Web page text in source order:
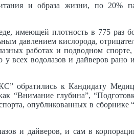
и образа жизни, по 20%
имеющей плотность в 775 раз
давлением кислорода,
работах и подводном спорте,
всех водолазов и дайверов рано
обратились к Кандидату
“Внимание глубина”,
опубликованных в сборнике
и дайверов, и сам в